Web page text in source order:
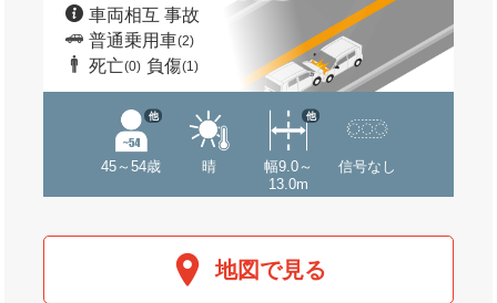
車両相互 事故
普通乗用車(2)
死亡(0) 負傷(1)
45～54歳
他
晴
幅9.0～
13.0m
他
信号なし
地図で見る